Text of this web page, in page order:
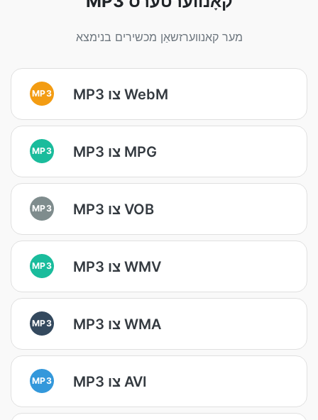
מער קאנווערזשאַן מכשירים בנימצא
MP3 MP3 צו WebM
MP3 MP3 צו MPG
MP3 MP3 צו VOB
MP3 MP3 צו WMV
MP3 MP3 צו WMA
MP3 MP3 צו AVI